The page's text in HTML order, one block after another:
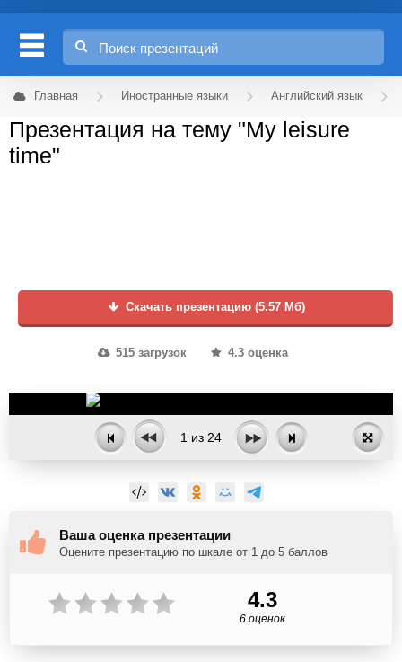
Главная Иностранные языки Английский язык
Презентация на тему "My leisure
time"
Скачать презентацию (5.57 Мб)
515 загрузок 4.3 оценка
1 из 24
Ваша оценка презентации
Оцените презентацию по шкале от 1 до 5 баллов
4.3
6 оценок